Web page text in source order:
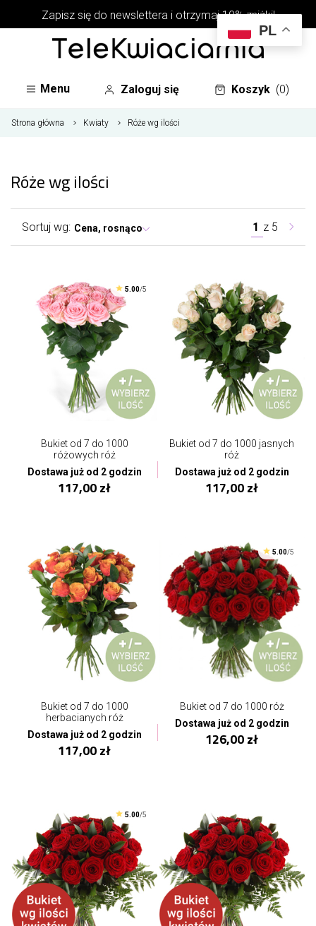
Zapisz się do newslettera i otrzymaj 10% zniżki!
Menu Zaloguj się Koszyk (0)
Strona główna Kwiaty Róże wg ilości
Róże wg ilości
Sortuj wg: Cena, rosnąco 1 z 5
5.00/5
Bukiet od 7 do 1000
różowych róż
Dostawa już od 2 godzin
117,00 zł
Bukiet od 7 do 1000 jasnych
róż
Dostawa już od 2 godzin
117,00 zł
Bukiet od 7 do 1000
herbacianych róż
Dostawa już od 2 godzin
117,00 zł
5.00/5
Bukiet od 7 do 1000 róż
Dostawa już od 2 godzin
126,00 zł
5.00/5
PL